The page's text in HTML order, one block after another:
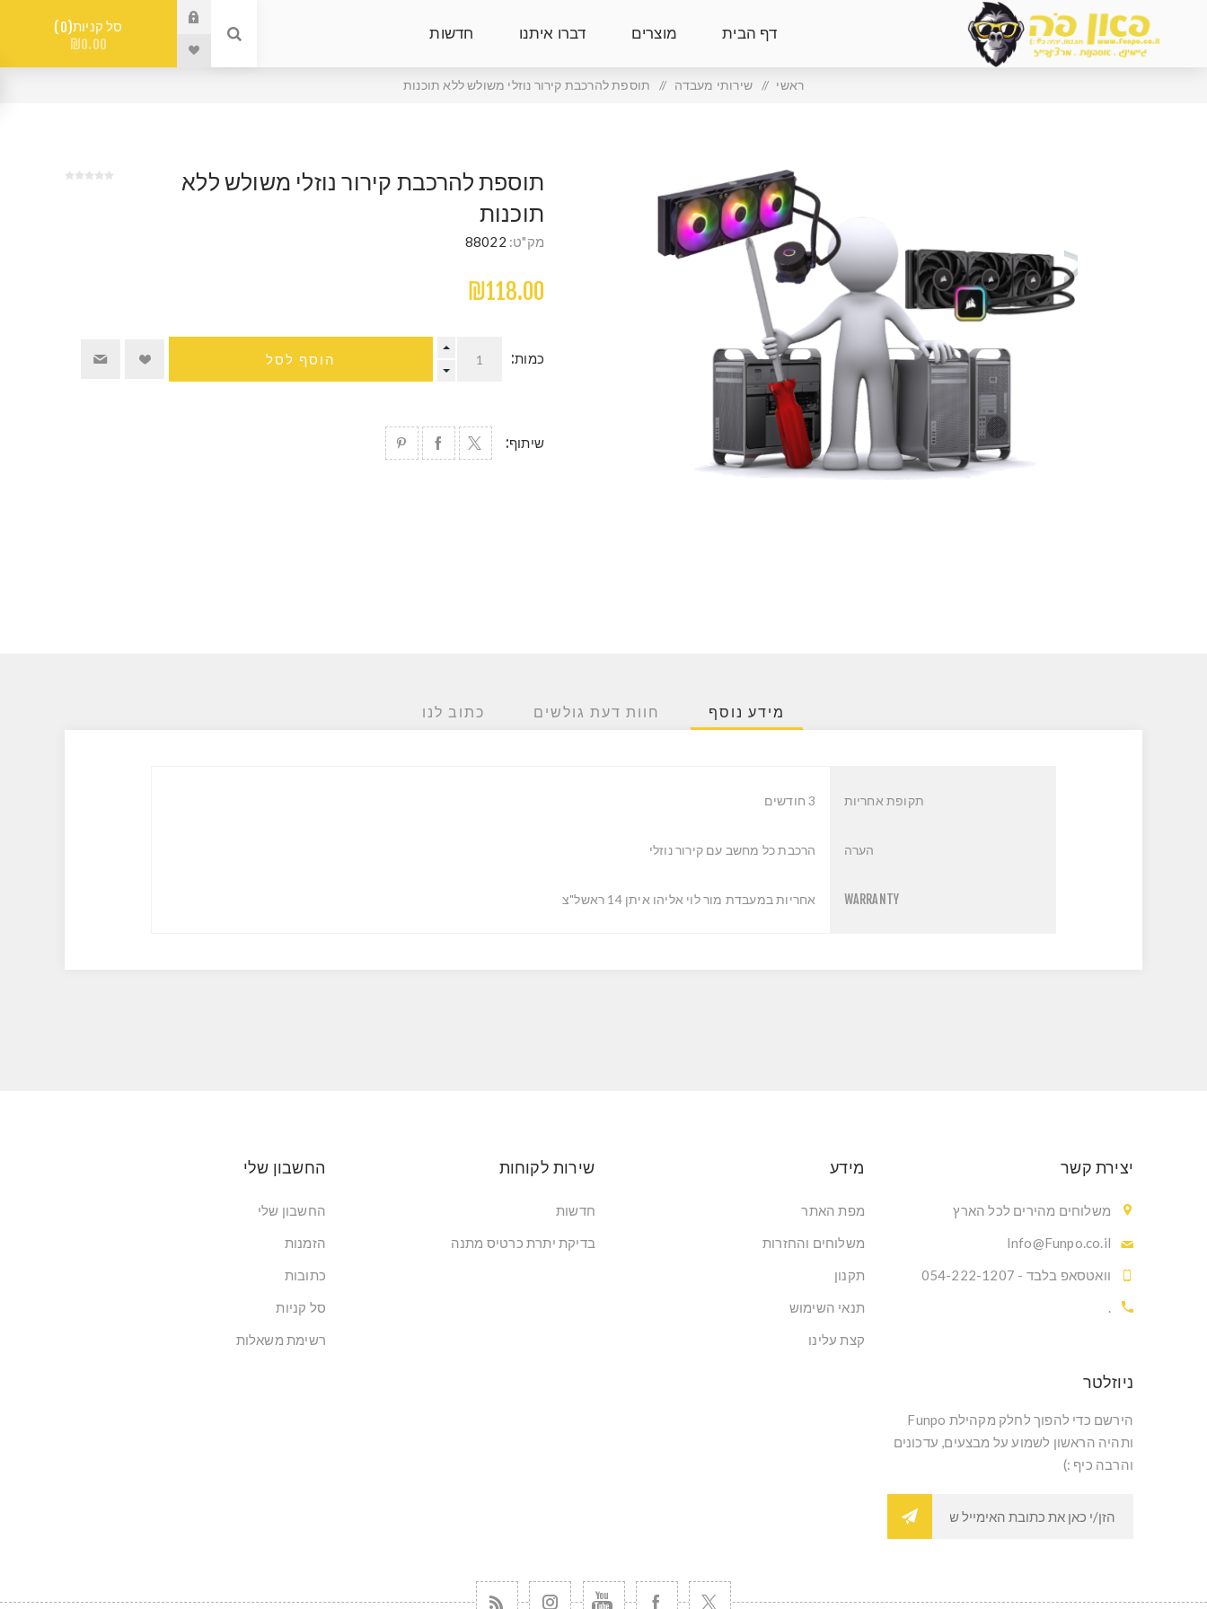
דף הבית מוצרים דברו איתנו חדשות סל קניות 0
₪0.00
ראשי / שירותי מעבדה / תוספת להרכבת קירור נוזלי משולש ללא תוכנות
תוספת להרכבת קירור נוזלי משולש ללא
תוכנות
מק"ט: 88022
₪118.00
כמות: הוסף לסל
שיתוף:
מידע נוסף חוות דעת גולשים כתוב לנו
תקופת אחריות 3 חודשים
הערה הרכבת כל מחשב עם קירור נוזלי
WARRANTY אחריות במעבדת מור לוי אליהו איתן 14 ראשל"צ
יצירת קשר
משלוחים מהירים לכל הארץ
Info@Funpo.co.il
וואטסאפ בלבד - 054-222-1207
.
מידע
מפת האתר
משלוחים והחזרות
תקנון
תנאי השימוש
קצת עלינו
שירות לקוחות
חדשות
בדיקת יתרת כרטיס מתנה
החשבון שלי
החשבון שלי
הזמנות
כתובות
סל קניות
רשימת משאלות
ניוזלטר
הירשם כדי להפוך לחלק מקהילת Funpo
ותהיה הראשון לשמוע על מבצעים, עדכונים
והרבה כיף :)